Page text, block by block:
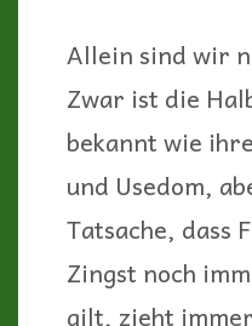
Allein sind wir
Zwar ist die
bekannt wie
und Usedom,
Tatsache, dass
Zingst noch
gilt, zieht